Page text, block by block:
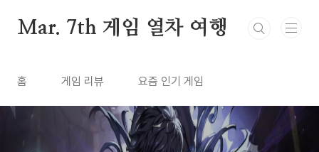
Mar. 7th 게임 열차 여행
홈 게임 리뷰 요즘 인기 게임